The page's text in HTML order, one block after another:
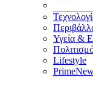
Υγεία &
Lifestyle